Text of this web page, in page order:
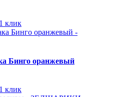
клик
Бинго оранжевый
клик